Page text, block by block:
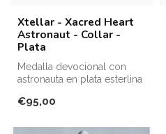
Xtellar - Xacred Heart
Astronaut - Collar -
Plata
Medalla devocional con
astronauta en plata esterlina
lado...
€95,00